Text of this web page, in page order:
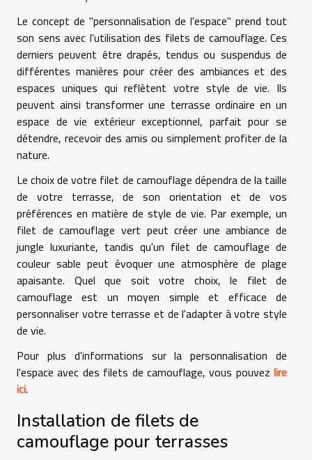
Le concept de "personnalisation de l'espace" prend tout
son sens avec l'utilisation des filets de camouflage. Ces
derniers peuvent être drapés, tendus ou suspendus de
différentes manières pour créer des ambiances et des
espaces uniques qui reflètent votre style de vie. Ils
peuvent ainsi transformer une terrasse ordinaire en un
espace de vie extérieur exceptionnel, parfait pour se
détendre, recevoir des amis ou simplement profiter de la
nature.
Le choix de votre filet de camouflage dépendra de la taille
de votre terrasse, de son orientation et de vos
préférences en matière de style de vie. Par exemple, un
filet de camouflage vert peut créer une ambiance de
jungle luxuriante, tandis qu'un filet de camouflage de
couleur sable peut évoquer une atmosphère de plage
apaisante. Quel que soit votre choix, le filet de
camouflage est un moyen simple et efficace de
personnaliser votre terrasse et de l'adapter à votre style
de vie.
Pour plus d'informations sur la personnalisation de
l'espace avec des filets de camouflage, vous pouvez lire
ici.
Installation de filets de
camouflage pour terrasses